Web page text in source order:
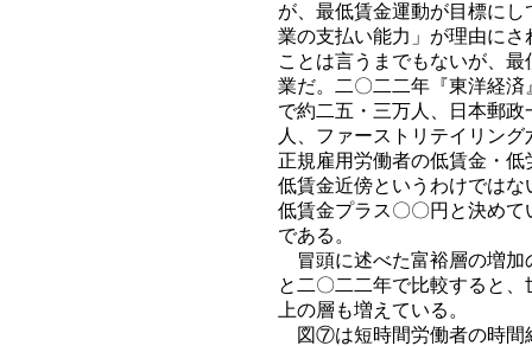
が、最低賃金運動が目標に
業の支払い能力」が理由に
ことは言うまでもないが、
業だ。二〇二二年『東洋経
で約二五・三万人、日本郵
人、ファーストリテイリン
正規雇用労働者の低賃金・
低賃金近傍というわけでは
低賃金プラス〇〇円と決め
である。
冒頭に述べた富裕層の増加
と二〇二二年で比較すると
上の層も増えている。
図⑦は短時間労働者の時間